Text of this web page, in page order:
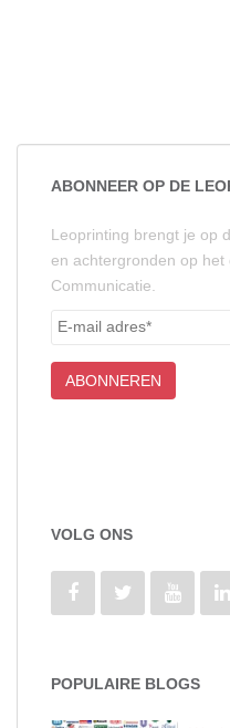
ABONNEER OP DE
Leoprinting brengt je op
en achtergronden op
Communicatie.
VOLG ONS
POPULAIRE BLOGS